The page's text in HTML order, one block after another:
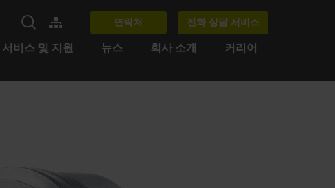
연락처 전화 상담 서비스
서비스 및 지원 뉴스 회사 소개 커리어